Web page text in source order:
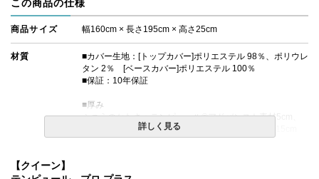
この商品の仕様
商品サイズ 幅160cm × 長さ195cm × 高さ25cm
材質
■カバー生地：[トップカバー]ポリエステル 98％、ポリウレ
タン 2％ [ベースカバー]ポリエステル 100％
■保証：10年保証
■厚み
ふつうのかたさ：テンピュール®アドバンスト素材5cm、
テンピュール®アダプト素材5cm、高耐久性ベース15cm
ややかため：テンピュール®アドバンスト素材5cm、ダイ
詳しく見る
【クイーン】